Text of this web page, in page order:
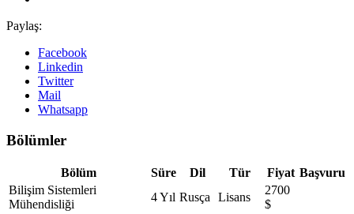
Paylaş:
Facebook
Linkedin
Twitter
Mail
Whatsapp
Bölümler
Bölüm Süre Dil Tür Fiyat Başvuru
Bilişim Sistemleri
Mühendisliği
4 Yıl Rusça Lisans
2700
$